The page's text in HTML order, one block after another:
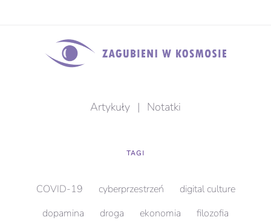
Artykuły | Notatki
TAGI
COVID-19 cyberprzestrzeń
digital culture
dopamina
droga ekonomia
filozofia